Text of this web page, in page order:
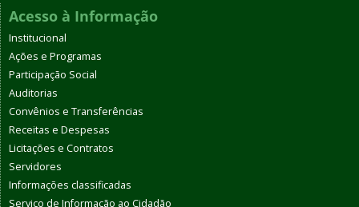
Acesso à Informação
Institucional
Ações e Programas
Participação Social
Auditorias
Convênios e Transferências
Receitas e Despesas
Licitações e Contratos
Servidores
Informações classificadas
Serviço de Informação ao Cidadão